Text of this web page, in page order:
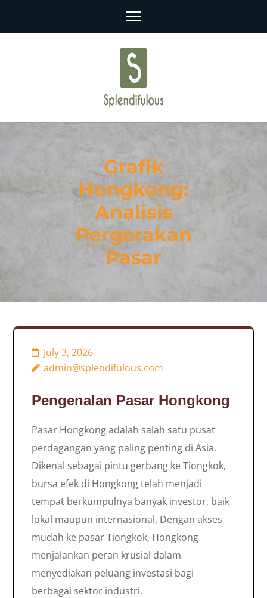
Grafik
Hongkong:
Analisis
Pergerakan
Pasar
July 3, 2026
admin@splendifulous.com
Pengenalan Pasar Hongkong
Pasar Hongkong adalah salah satu pusat
perdagangan yang paling penting di Asia.
Dikenal sebagai pintu gerbang ke Tiongkok,
bursa efek di Hongkong telah menjadi
tempat berkumpulnya banyak investor, baik
lokal maupun internasional. Dengan akses
mudah ke pasar Tiongkok, Hongkong
menjalankan peran krusial dalam
menyediakan peluang investasi bagi
berbagai sektor industri.